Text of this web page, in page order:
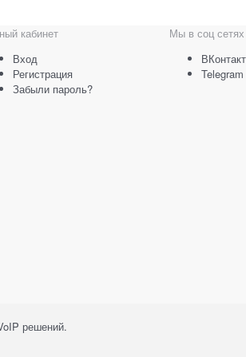
кабинет
Вход
Регистрация
Забыли пароль?
Мы в соц сетях
Telegram
решений.